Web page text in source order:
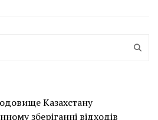
Казахстану
зберіганні відходів